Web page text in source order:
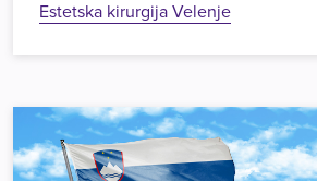
Dobrodošli u Estetsku kirurgiju Royal
u Beogradu.
Estetska kirurgija Velenje